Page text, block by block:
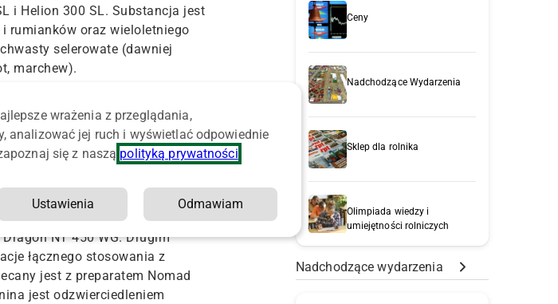
i Helion 300 SL. Substancja jest
rumianków oraz wieloletniego
selerowate (dawniej
marchew).
mlecz zwyczajny,
rumianek pospolity,
jest to, że obecnie
Jednym z wariantów
NT 450 WG. Drugim
łącznego stosowania z
jest z preparatem Nomad
jest odzwierciedleniem
Ceny
Nadchodzące Wydarzenia
Sklep dla rolnika
Olimpiada wiedzy i
umiejętności rolniczych
Nadchodzące wydarzenia
wrażenia z przeglądania,
analizować jej ruch i wyświetlać odpowiednie
się z naszą polityką prywatności
Ustawienia Odmawiam